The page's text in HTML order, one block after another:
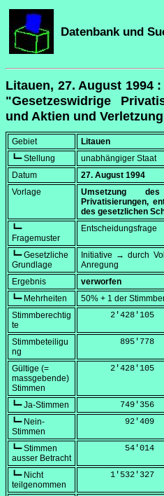
Datenbank und
Litauen, 27. August 1994
"Gesetzeswidrige
und Aktien und
Gebiet
Litauen
┗━ Stellung
unabhängiger Staat
Datum
27. August 1994
Vorlage
Umsetzung
Privatisierungen,
des gesetzlichen
┗━
Fragemuster
Entscheidungsfrage
┗━ Gesetzliche
Grundlage
Initiative → durch
Anregung
Ergebnis
verworfen
┗━ Mehrheiten
50% + 1 der
Stimmberechtig
te
      2'428'105
Stimmbeteiligu
ng
        895'778
Gültige (=
massgebende)
Stimmen
      2'428'105
┗━ Ja-Stimmen
        749'356
┗━ Nein-
Stimmen
         92'409
┗━ Stimmen
ausser Betracht
         54'014
┗━ Nicht
teilgenommen
      1'532'327